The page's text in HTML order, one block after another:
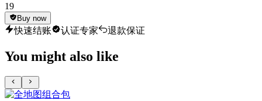
19
Buy now
快速结账 认证专家 退款保证
You might also like